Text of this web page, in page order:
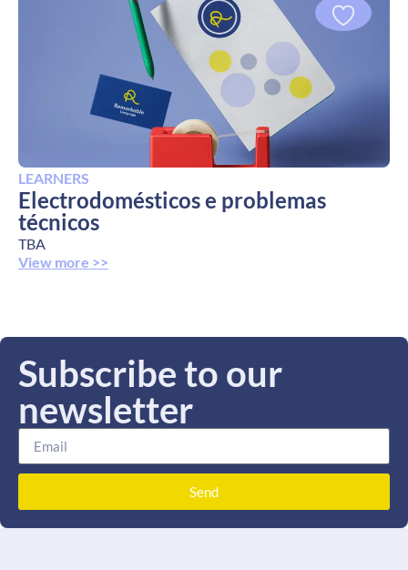
LEARNERS
Electrodomésticos e problemas
técnicos
TBA
View more >>
Subscribe to our
newsletter
Send